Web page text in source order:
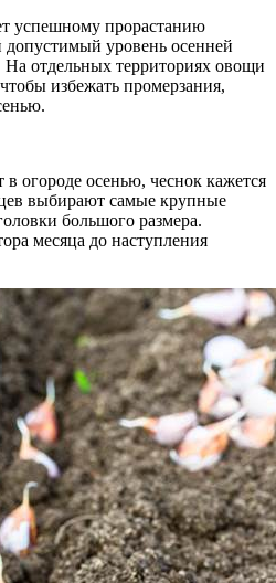
успешному прорастанию
уровень осенней
отдельных территориях овощи
избежать промерзания,
в огороде осенью, чеснок кажется
выбирают самые крупные
большого размера.
месяца до наступления